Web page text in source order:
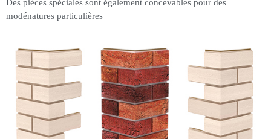
Des pièces spéciales sont également concevables pour des
modénatures particulières